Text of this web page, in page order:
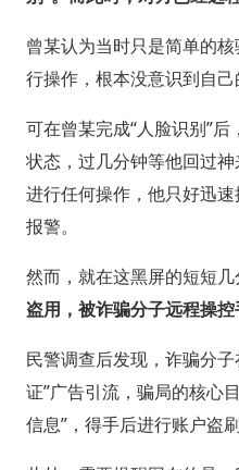
曾某认为当时只是简单的
行操作，根本没意识到自己
可在曾某完成“人脸识别”
状态，过几分钟等他回过
进行任何操作，他只好迅
报警。
然而，就在这黑屏的短短几
盗用，被诈骗分子远程操控
民警调查后发现，诈骗分
证”广告引流，骗局的核心
信息”，得手后进行账户盗